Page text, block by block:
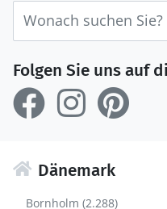
Folgen Sie uns auf
Dänemark
Bornholm (2.288)